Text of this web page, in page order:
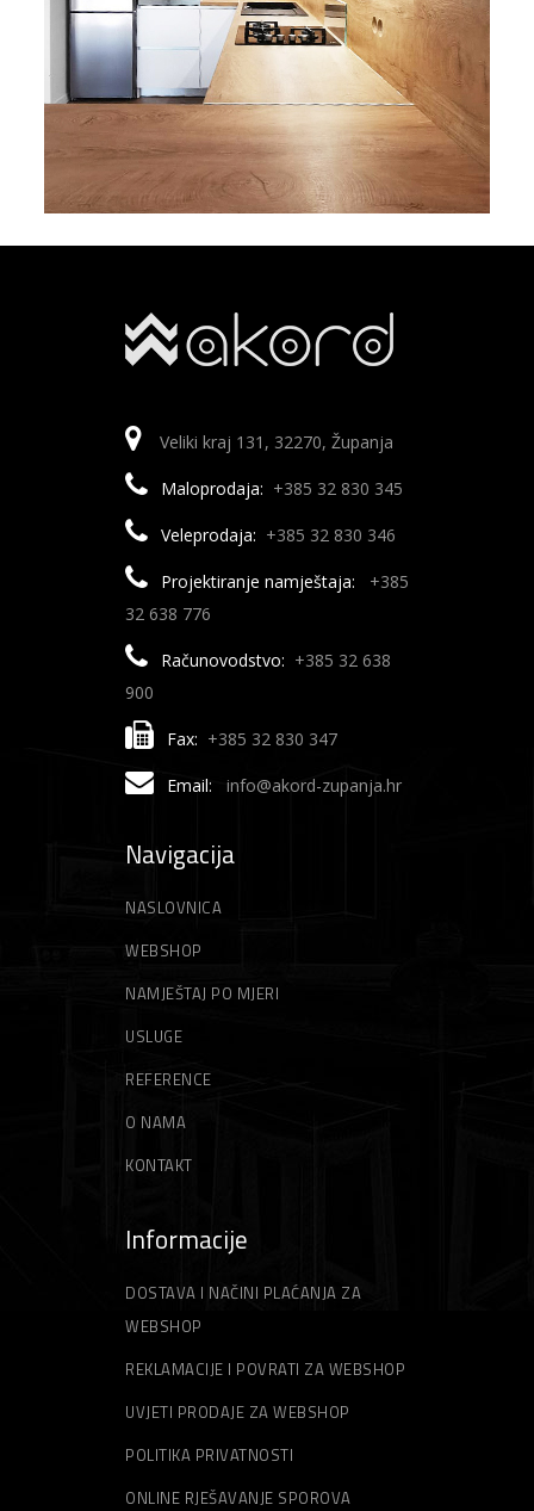
Veliki kraj 131, 32270, Županja
Maloprodaja: +385 32 830 345
Veleprodaja: +385 32 830 346
Projektiranje namještaja:
+385
32 638 776
Računovodstvo: +385 32 638
900
Fax: +385 32 830 347
Email: info@akord-zupanja.hr
Navigacija
NASLOVNICA
WEBSHOP
NAMJEŠTAJ PO MJERI
USLUGE
REFERENCE
O NAMA
KONTAKT
Informacije
DOSTAVA I NAČINI PLAĆANJA ZA
WEBSHOP
REKLAMACIJE I POVRATI ZA WEBSHOP
UVJETI PRODAJE ZA WEBSHOP
POLITIKA PRIVATNOSTI
ONLINE RJEŠAVANJE SPOROVA